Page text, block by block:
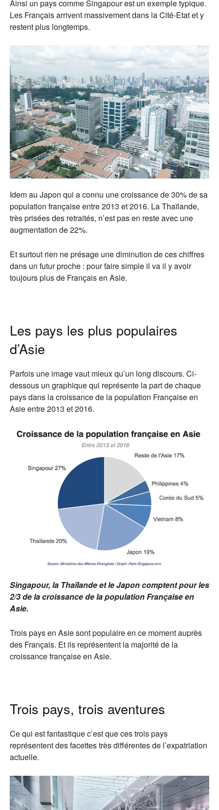
Ainsi un pays comme Singapour est un exemple typique.
Les Français arrivent massivement dans la Cité-Etat et y
restent plus longtemps.
Idem au Japon qui a connu une croissance de 30% de sa
population française entre 2013 et 2016. La Thaïlande,
très prisées des retraités, n’est pas en reste avec une
augmentation de 22%.
Et surtout rien ne présage une diminution de ces chiffres
dans un futur proche : pour faire simple il va il y avoir
toujours plus de Français en Asie.
Les pays les plus populaires
d’Asie
Parfois une image vaut mieux qu’un long discours. Ci-
dessous un graphique qui représente la part de chaque
pays dans la croissance de la population Française en
Asie entre 2013 et 2016.
Singapour, la Thaïlande et le Japon comptent pour les
2/3 de la croissance de la population Française en
Asie.
Trois pays en Asie sont populaire en ce moment auprès
des Français. Et ils représentent la majorité de la
croissance française en Asie.
Trois pays, trois aventures
Ce qui est fantastique c’est que ces trois pays
représentent des facettes très différentes de l’expatriation
actuelle.